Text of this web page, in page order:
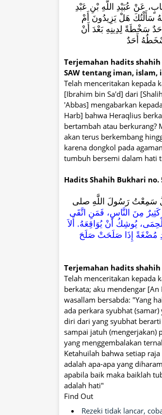
عَنْ عُبَيْدِ اللَّهِ بْنِ عَبْدِ
سَأَلْتُكَ هَلْ يَزِيدُونَ أَمْ
سَخْطَةً لِدِينِهِ بَعْدَ أَنْ
أَحَدٌ
Terjemahan hadits
SAW tentang iman,
Telah menceritakan kepada
[Ibrahim bin Sa'd] dari
'Abbas] mengabarkan
Harb] bahwa Heraqlius
bertambah atau berkurang?
akan terus berkembang
karena dongkol pada
tumbuh bersemi dalam hati
Hadits Shahih Bukhari no.
سَمِعْتُ رَسُولَ اللَّهِ صلى
كَثِيرٌ مِنَ النَّاسِ، فَمَنِ اتَّقَى
يُوشِكُ أَنْ يُوَاقِعَهُ‏.‏ أَلاَ
مُضْغَةً إِذَا صَلَحَتْ صَلَحَ
Terjemahan hadits
Telah menceritakan kepada
berkata; aku mendengar
wasallam bersabda: "Yang
ada perkara syubhat
diri dari yang syubhat
sampai jatuh (mengerjakan)
yang menggembalakan
Ketahuilah bahwa setiap
adalah apa-apa yang
apabila baik maka baiklah
adalah hati"
Find Out
Rezeki tidak lancar,